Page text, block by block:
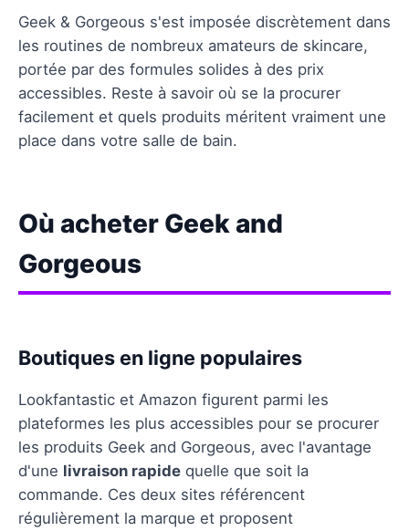
Produits phares de Geek and Gorgeous
Critères de sélection des produits
Avis des utilisateurs
Conseils d'utilisation
Geek & Gorgeous s'est imposée discrètement dans
les routines de nombreux amateurs de skincare,
portée par des formules solides à des prix
accessibles. Reste à savoir où se la procurer
facilement et quels produits méritent vraiment une
place dans votre salle de bain.
Où acheter Geek and
Gorgeous
Boutiques en ligne populaires
Lookfantastic et Amazon figurent parmi les
plateformes les plus accessibles pour se procurer
les produits Geek and Gorgeous, avec l'avantage
d'une livraison rapide quelle que soit la
commande. Ces deux sites référencent
régulièrement la marque et proposent